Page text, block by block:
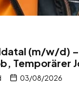
(m/w/d)
Temporärer
03/08/2026